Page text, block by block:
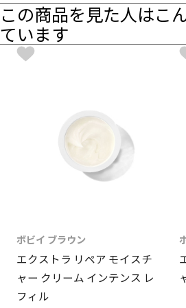
この商品を見た人はこ
ています
ボビイ ブラウン
エクストラ リペア モイスチ
ャー クリーム インテンス レ
フィル